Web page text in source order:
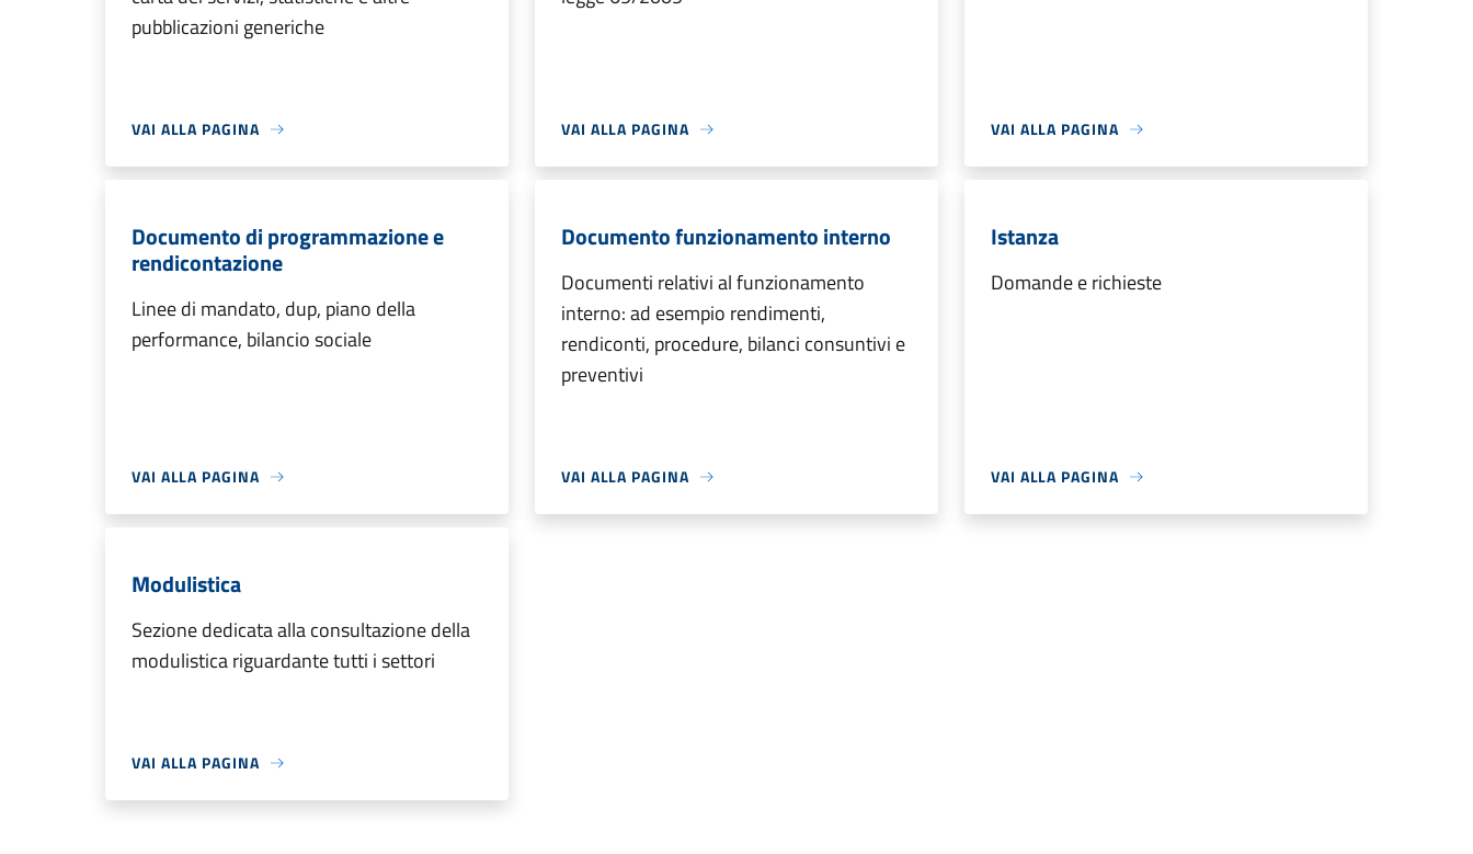
pubblicazioni generiche
VAI ALLA PAGINA VAI ALLA PAGINA VAI ALLA PAGINA
Documento di programmazione e
rendicontazione
Linee di mandato, dup, piano della
performance, bilancio sociale
VAI ALLA PAGINA
Documento funzionamento interno
Documenti relativi al funzionamento
interno: ad esempio rendimenti,
rendiconti, procedure, bilanci consuntivi e
preventivi
VAI ALLA PAGINA
Istanza
Domande e richieste
VAI ALLA PAGINA
Modulistica
Sezione dedicata alla consultazione della
modulistica riguardante tutti i settori
VAI ALLA PAGINA